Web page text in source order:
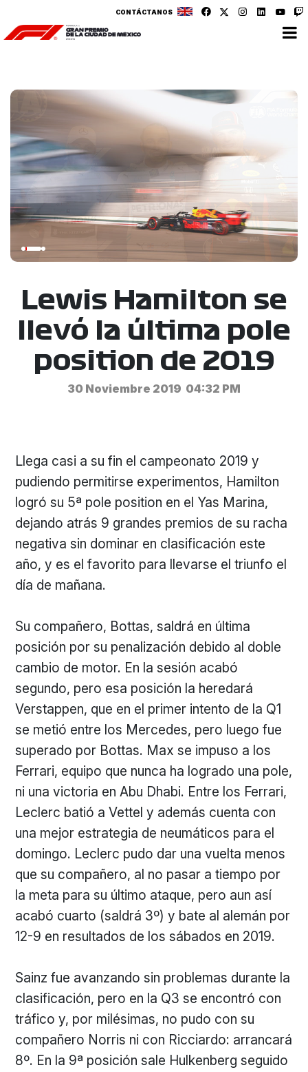
CONTÁCTANOS
Lewis Hamilton se
llevó la última pole
position de 2019
30 Noviembre 2019 04:32 PM
Llega casi a su fin el campeonato 2019 y
pudiendo permitirse experimentos, Hamilton
logró su 5ª pole position en el Yas Marina,
dejando atrás 9 grandes premios de su racha
negativa sin dominar en clasificación este
año, y es el favorito para llevarse el triunfo el
día de mañana.
Su compañero, Bottas, saldrá en última
posición por su penalización debido al doble
cambio de motor. En la sesión acabó
segundo, pero esa posición la heredará
Verstappen, que en el primer intento de la Q1
se metió entre los Mercedes, pero luego fue
superado por Bottas. Max se impuso a los
Ferrari, equipo que nunca ha logrado una pole,
ni una victoria en Abu Dhabi. Entre los Ferrari,
Leclerc batió a Vettel y además cuenta con
una mejor estrategia de neumáticos para el
domingo. Leclerc pudo dar una vuelta menos
que su compañero, al no pasar a tiempo por
la meta para su último ataque, pero aun así
acabó cuarto (saldrá 3º) y bate al alemán por
12-9 en resultados de los sábados en 2019.
Sainz fue avanzando sin problemas durante la
clasificación, pero en la Q3 se encontró con
tráfico y, por milésimas, no pudo con su
compañero Norris ni con Ricciardo: arrancará
8º. En la 9ª posición sale Hulkenberg seguido